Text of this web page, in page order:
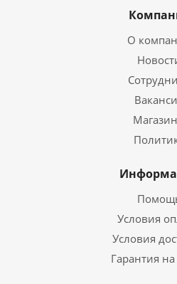
О
Условия
Условия
Гарантия